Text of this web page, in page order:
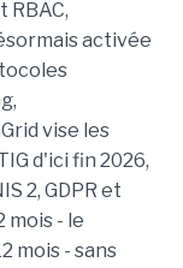
RBAC,
activée
vise les
d'ici fin 2026,
2, GDPR et
mois - le
mois - sans